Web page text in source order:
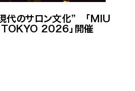
現代のサロン文化” 「MIU
2026」開催